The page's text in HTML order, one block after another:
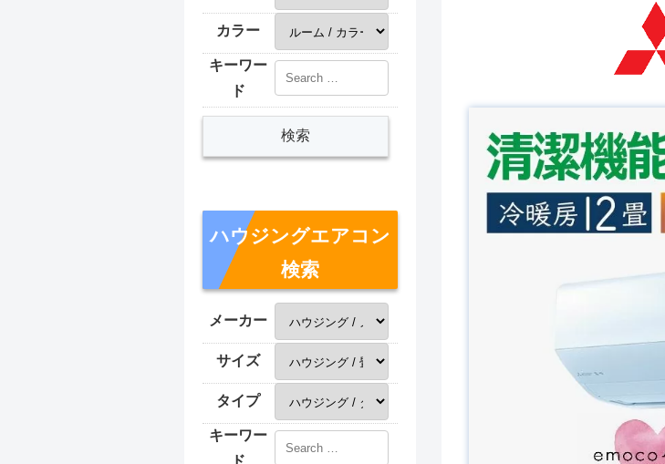
カラー
キーワー
ド
ハウジングエアコン
検索
メーカー
サイズ
タイプ
キーワー
ド